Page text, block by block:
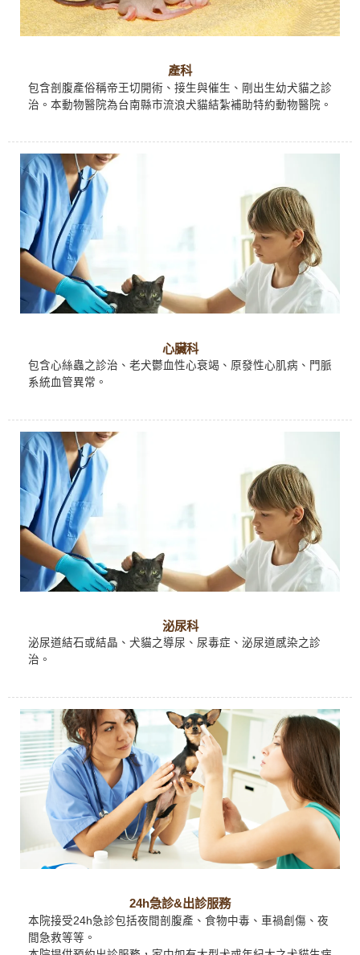
產科
包含剖腹產俗稱帝王切開術、接生與催生、剛出生幼犬貓之診
治。本動物醫院為台南縣市流浪犬貓結紮補助特約動物醫院。
心臟科
包含心絲蟲之診治、老犬鬱血性心衰竭、原發性心肌病、門脈
系統血管異常。
泌尿科
泌尿道結石或結晶、犬貓之導尿、尿毒症、泌尿道感染之診
治。
24h急診&出診服務
本院接受24h急診包括夜間剖腹產、食物中毒、車禍創傷、夜
間急救等等。